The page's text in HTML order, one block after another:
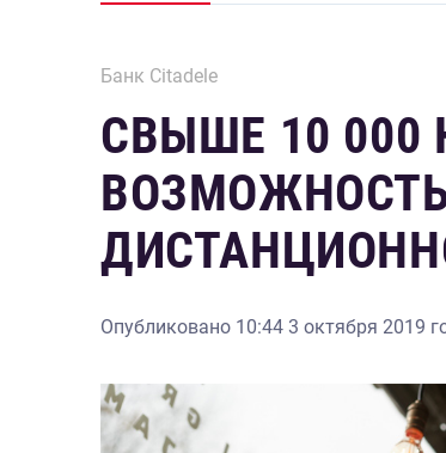
Банк Citadele
СВЫШЕ 10 000
Опубликовано 10:44 3 октября 2019